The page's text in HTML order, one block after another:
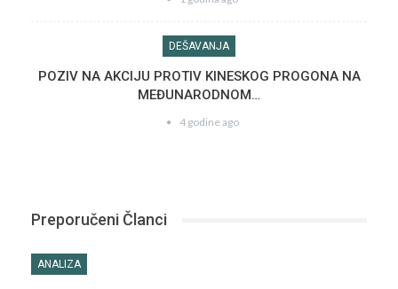
DEŠAVANJA
POZIV NA AKCIJU PROTIV KINESKOG PROGONA NA
MEĐUNARODNOM…
4 godine ago
Preporučeni Članci
ANALIZA